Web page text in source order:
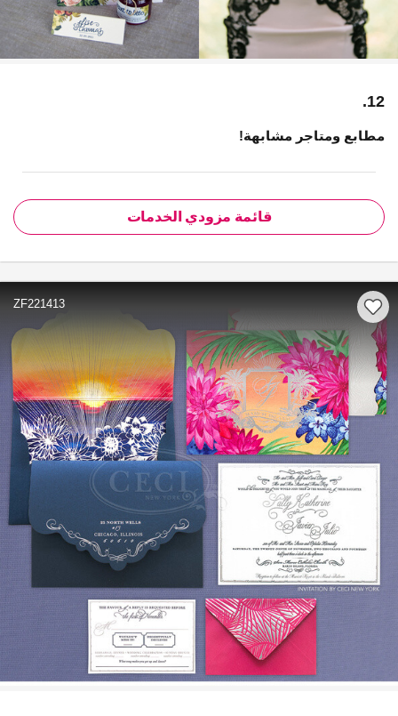
12.
مطابع ومتاجر مشابهة!
قائمة مزودي الخدمات
ZF221413